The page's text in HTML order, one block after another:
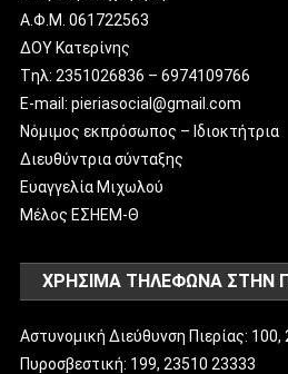
Α.Φ.Μ. 061722563
ΔΟΥ Κατερίνης
Tηλ: 2351026836 – 6974109766
E-mail: pieriasocial@gmail.com
Νόμιμος εκπρόσωπος – Ιδιοκτήτρια
Διευθύντρια σύνταξης
Ευαγγελία Μιχωλού
Μέλος ΕΣΗΕΜ-Θ
ΧΡΗΣΙΜΑ ΤΗΛΕΦΩΝΑ ΣΤΗΝ
Αστυνομική Διεύθυνση Πιερίας:
Πυροσβεστική: 199, 23510 23333